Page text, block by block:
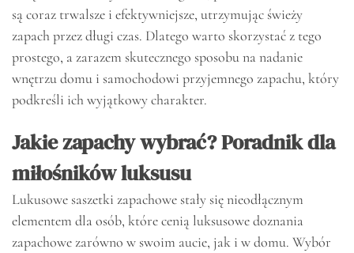
są coraz trwalsze i efektywniejsze, utrzymując świeży
zapach przez długi czas. Dlatego warto skorzystać z tego
prostego, a zarazem skutecznego sposobu na nadanie
wnętrzu domu i samochodowi przyjemnego zapachu, który
podkreśli ich wyjątkowy charakter.
Jakie zapachy wybrać? Poradnik dla
miłośników luksusu
Lukusowe saszetki zapachowe stały się nieodłącznym
elementem dla osób, które cenią luksusowe doznania
zapachowe zarówno w swoim aucie, jak i w domu. Wybór